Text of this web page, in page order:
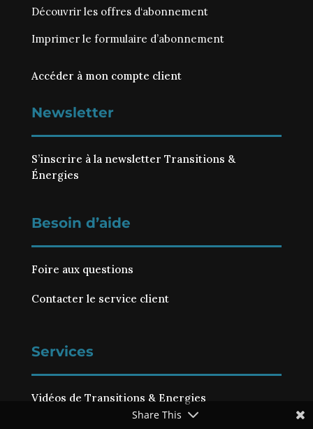
Découvrir les offres d‘abonnement
Imprimer le formulaire d’abonnement
Accéder à mon compte client
Newsletter
S’inscrire à la newsletter Transitions &
Énergies
Besoin d’aide
Foire aux questions
Contacter le service client
Services
Vidéos de Transitions & Energies
Share This